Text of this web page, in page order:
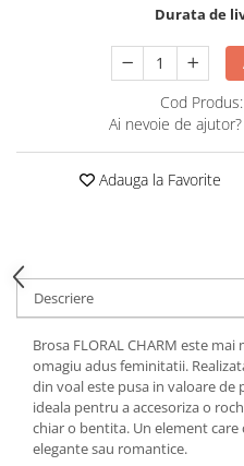
Durata de
Cod Produs:
Ai nevoie de ajutor?
Adauga la Favorite
Descriere
Brosa FLORAL CHARM este
omagiu adus feminitatii.
din voal este pusa in valoare de
ideala pentru a accesoriza o
chiar o bentita. Un element
elegante sau romantice.